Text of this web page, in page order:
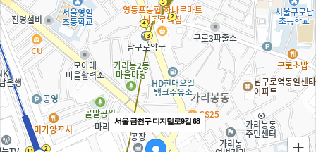
서울 금천구 디지털로9길 68